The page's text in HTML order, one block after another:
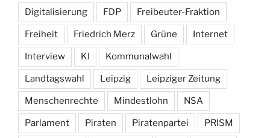
Digitalisierung FDP Freibeuter-Fraktion
Freiheit Friedrich Merz Grüne Internet
Interview KI Kommunalwahl
Landtagswahl Leipzig Leipziger Zeitung
Menschenrechte Mindestlohn NSA
Parlament Piraten Piratenpartei PRISM